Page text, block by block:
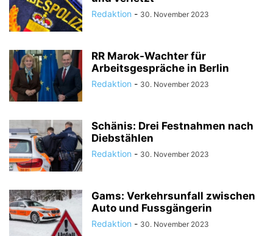
Redaktion - 30. November 2023
RR Marok-Wachter für
Arbeitsgespräche in Berlin
Redaktion - 30. November 2023
Schänis: Drei Festnahmen nach
Diebstählen
Redaktion - 30. November 2023
Gams: Verkehrsunfall zwischen
Auto und Fussgängerin
Redaktion - 30. November 2023